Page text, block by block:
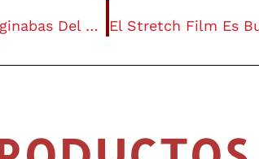
4 Usos Que No Te Imaginabas Del Stretch Film